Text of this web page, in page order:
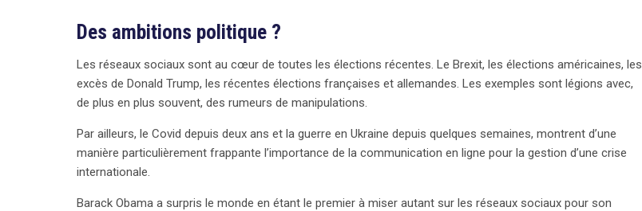
Des ambitions politique ?
Les réseaux sociaux sont au cœur de toutes les élections récentes. Le Brexit, les élections américaines, les
excès de Donald Trump, les récentes élections françaises et allemandes. Les exemples sont légions avec,
de plus en plus souvent, des rumeurs de manipulations.
Par ailleurs, le Covid depuis deux ans et la guerre en Ukraine depuis quelques semaines, montrent d’une
manière particulièrement frappante l’importance de la communication en ligne pour la gestion d’une crise
internationale.
Barack Obama a surpris le monde en étant le premier à miser autant sur les réseaux sociaux pour son